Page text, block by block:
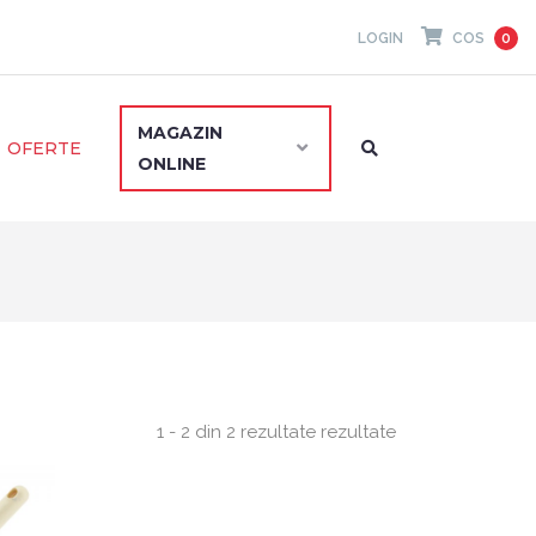
LOGIN COS 0
OFERTE
MAGAZIN
ONLINE
1 - 2 din 2 rezultate rezultate